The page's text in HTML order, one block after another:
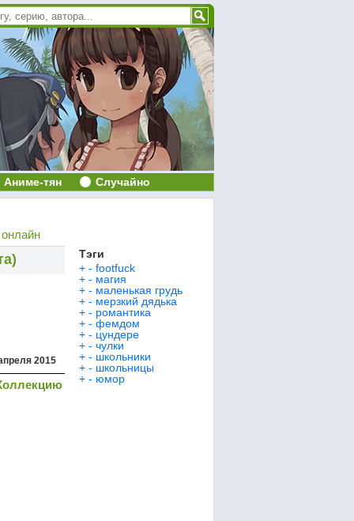
Аниме-тян Случайно
2015
Тэги
+ - footfuck
+ - магия
+ - маленькая грудь
+ - мерзкий дядька
+ - романтика
+ - фемдом
+ - цундере
+ - чулки
+ - школьники
+ - школьницы
+ - юмор